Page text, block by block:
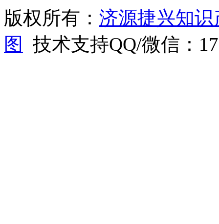
版权所有： 济源捷兴知
图
技术支持QQ/微信：